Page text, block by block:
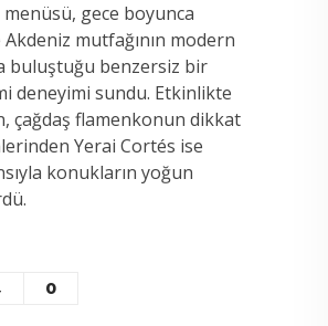
menüsü, gece boyunca
mutfağının modern
buluştuğu benzersiz bir
deneyimi sundu. Etkinlikte
çağdaş flamenkonun dikkat
Yerai Cortés ise
konukların yoğun
0